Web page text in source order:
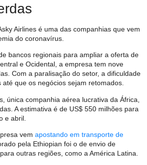
Airlines é uma das companhias que vem
do coronavírus.
bancos regionais para ampliar a oferta de
e Ocidental, a empresa tem nove
Com a paralisação do setor, a dificuldade
que os negócios sejam retomados.
única companhia aérea lucrativa da África,
A estimativa é de US$ 550 milhões para
e abril.
vem apostando em transporte de
pela Ethiopian foi o de envio de
outras regiões, como a América Latina.